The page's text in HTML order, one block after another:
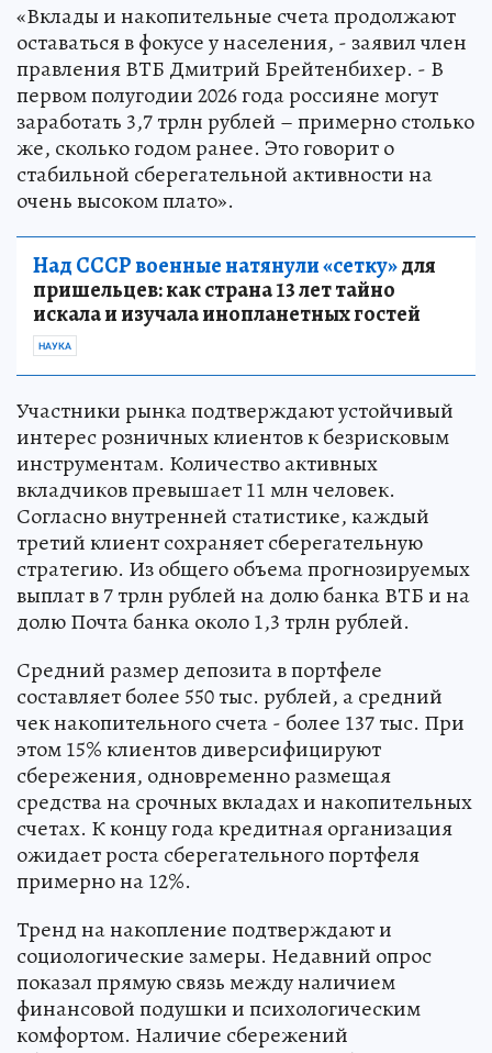
«Вклады и накопительные счета продолжают
оставаться в фокусе у населения, - заявил член
правления ВТБ Дмитрий Брейтенбихер. - В
первом полугодии 2026 года россияне могут
заработать 3,7 трлн рублей – примерно столько
же, сколько годом ранее. Это говорит о
стабильной сберегательной активности на
очень высоком плато».
Над СССР военные натянули «сетку»для
пришельцев: как страна 13 лет тайно
искала и изучала инопланетных гостей
НАУКА
Участники рынка подтверждают устойчивый
интерес розничных клиентов к безрисковым
инструментам. Количество активных
вкладчиков превышает 11 млн человек.
Согласно внутренней статистике, каждый
третий клиент сохраняет сберегательную
стратегию. Из общего объема прогнозируемых
выплат в 7 трлн рублей на долю банка ВТБ и на
долю Почта банка около 1,3 трлн рублей.
Средний размер депозита в портфеле
составляет более 550 тыс. рублей, а средний
чек накопительного счета - более 137 тыс. При
этом 15% клиентов диверсифицируют
сбережения, одновременно размещая
средства на срочных вкладах и накопительных
счетах. К концу года кредитная организация
ожидает роста сберегательного портфеля
примерно на 12%.
Тренд на накопление подтверждают и
социологические замеры. Недавний опрос
показал прямую связь между наличием
финансовой подушки и психологическим
комфортом. Наличие сбережений